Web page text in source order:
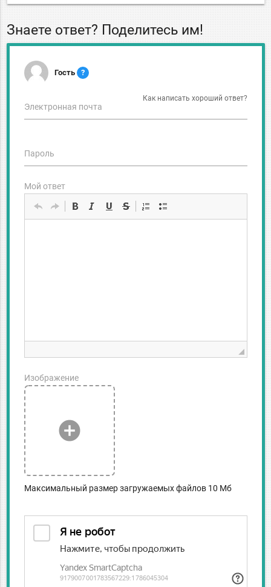
Знаете ответ? Поделитесь им!
Гость ?
Как написать хороший ответ?
Электронная почта
Пароль
Мой ответ
add_circle
Изображение
Максимальный размер загружаемых файлов 10 Мб